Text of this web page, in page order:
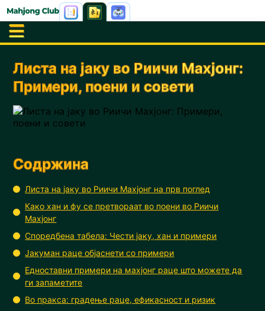
Листа на јаку во Риичи Махјонг:
Примери, поени и совети
Содржина
Листа на јаку во Риичи Махјонг на прв поглед
Како хан и фу се претвораат во поени во Риичи
Махјонг
Споредбена табела: Чести јаку, хан и примери
Јакуман раце објаснети со примери
Едноставни примери на махјонг раце што можете да
ги запаметите
Во пракса: градење раце, ефикасност и ризик